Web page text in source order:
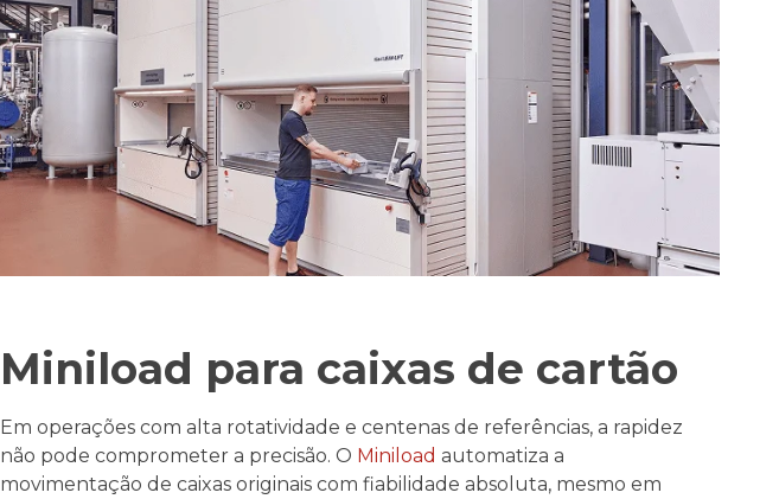
Miniload para caixas de cartão
Em operações com alta rotatividade e centenas de referências, a rapidez
não pode comprometer a precisão. O Miniload automatiza a
movimentação de caixas originais com fiabilidade absoluta,mesmo em